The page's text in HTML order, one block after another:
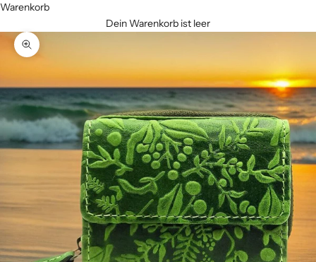
Warenkorb
Dein Warenkorb ist leer
Bild vergrößern